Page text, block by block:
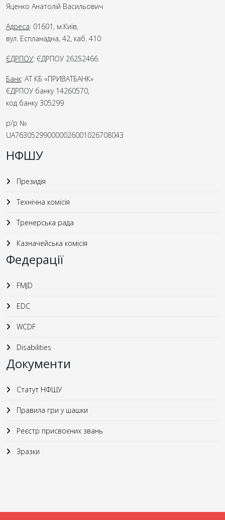
Яценко Анатолій Васильович
Адреса: 01601, м.Київ,
вул. Еспланадна, 42, каб. 410
ЄДРПОУ: ЄДРПОУ 26252466
Банк: АТ КБ «ПРИВАТБАНК»
ЄДРПОУ банку 14260570,
код банку 305299
р/р №
UA763052990000026001026708043
НФШУ
Президія
Технічна комісія
Тренерська рада
Казначейська комісія
Федерації
FMJD
EDC
WCDF
Disabilities
Документи
Статут НФШУ
Правила гри у шашки
Реєстр присвоєних звань
Зразки